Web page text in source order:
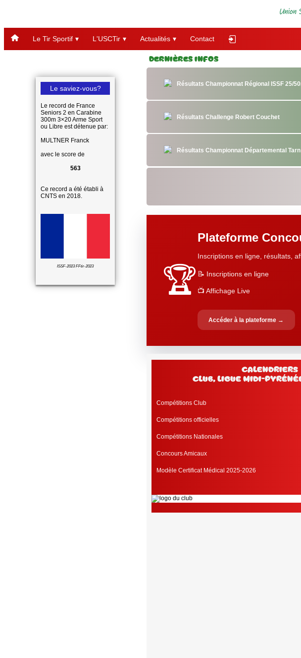
Le Tir Sportif L'USCTir Actualités Contact
Le saviez-vous?
Le record de France
Seniors 2 en Carabine
300m 3×20 Arme Sport
ou Libre est détenue par:
MULTNER Franck
avec le score de
563
Ce record a été établi à
CNTS en 2018.
ISSF-2023 FFtir-2023
Dernières Infos
Résultats Championnat Régional ISSF 25/
Résultats Challenge Robert Couchet
Résultats Championnat Départemental
🏆
Plateforme
Inscriptions en ligne, résultats,
📝 Inscriptions en ligne
📺 Affichage Live
Accéder à la plateforme →
Calendriers
club, Ligue Midi-Pyrénées
Compétitions Club
Compétitions officielles
Compétitions Nationales
Concours Amicaux
Modèle Certificat Médical 2025-2026